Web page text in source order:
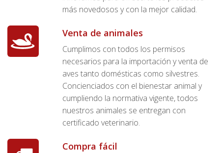
más novedosos y con la mejor calidad.
Venta de animales
Cumplimos con todos los permisos
necesarios para la importación y venta de
aves tanto domésticas como silvestres.
Concienciados con el bienestar animal y
cumpliendo la normativa vigente, todos
nuestros animales se entregan con
certificado veterinario.
Compra fácil